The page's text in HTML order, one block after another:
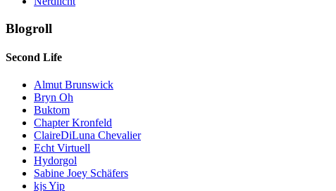
Blogroll
Second Life
Almut Brunswick
Bryn Oh
Buktom
Chapter Kronfeld
ClaireDiLuna Chevalier
Echt Virtuell
Hydorgol
Sabine Joey Schäfers
kjs Yip